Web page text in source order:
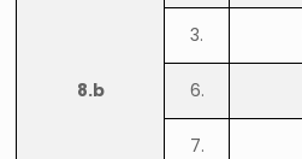
8.b
3.
6.
7.